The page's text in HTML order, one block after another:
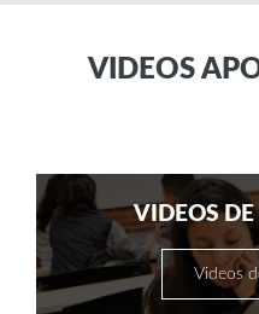
VIDEOS
VIDEOS DE
Videos